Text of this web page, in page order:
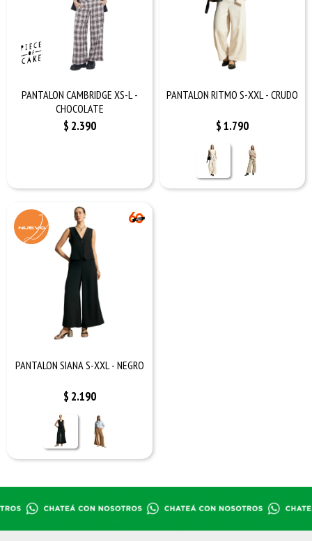
PANTALON CAMBRIDGE XS-L -
CHOCOLATE
$ 2.390
PANTALON RITMO S-XXL - CRUDO
$1.790
PANTALON SIANA S-XXL - NEGRO
$ 2.190